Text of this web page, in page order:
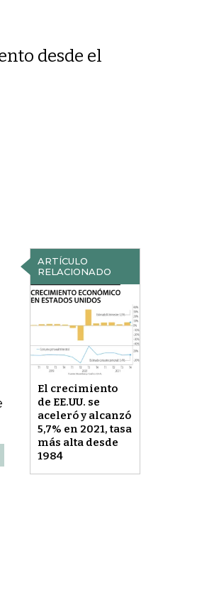
desde el
ARTÍCULO
RELACIONADO
El crecimiento
de EE.UU. se
aceleró y alcanzó
5,7% en 2021, tasa
más alta desde
1984